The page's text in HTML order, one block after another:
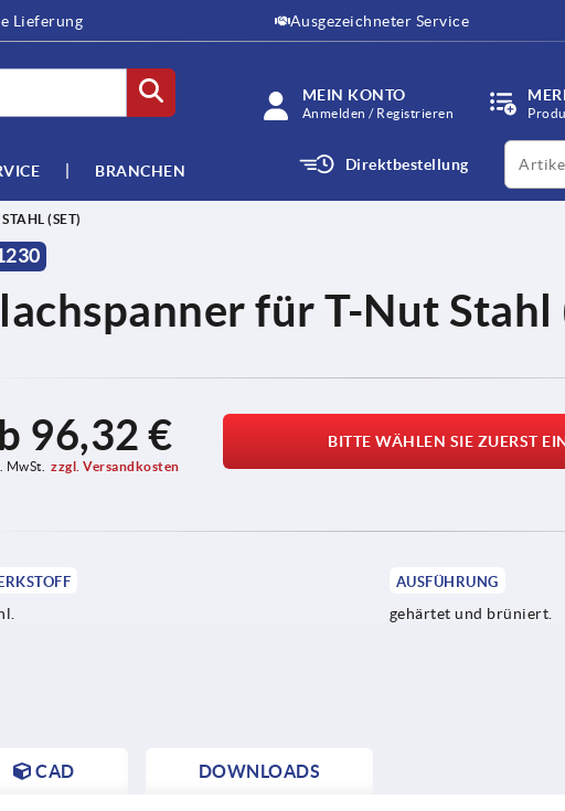
Lieferung Ausgezeichneter Service
MEIN KONTO
Anmelden / Registrieren
BRANCHEN Direktbestellung
(SET)
für T-Nut Stahl
96,32 €
MwSt. zzgl. Versandkosten
BITTE WÄHLEN SIE ZUERST
AUSFÜHRUNG
gehärtet und brüniert.
CAD DOWNLOADS